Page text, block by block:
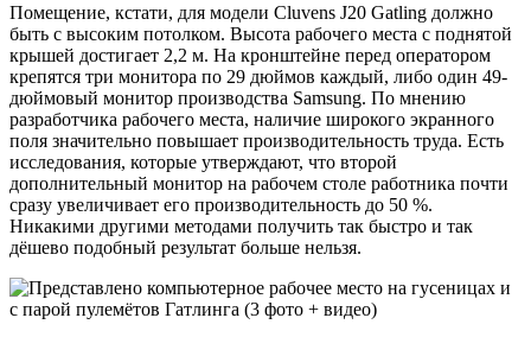
Помещение, кстати, для модели Cluvens J20 Gatling должно
быть с высоким потолком. Высота рабочего места с поднятой
крышей достигает 2,2 м. На кронштейне перед оператором
крепятся три монитора по 29 дюймов каждый, либо один 49-
дюймовый монитор производства Samsung. По мнению
разработчика рабочего места, наличие широкого экранного
поля значительно повышает производительность труда. Есть
исследования, которые утверждают, что второй
дополнительный монитор на рабочем столе работника почти
сразу увеличивает его производительность до 50 %.
Никакими другими методами получить так быстро и так
дёшево подобный результат больше нельзя.